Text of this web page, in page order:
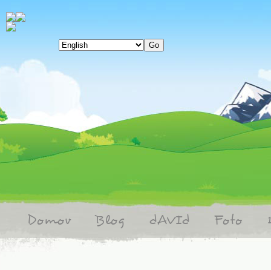
Domov Blog dAVId Foto